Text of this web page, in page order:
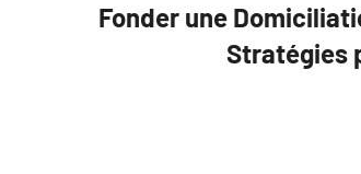
Fonder une
Stratégies